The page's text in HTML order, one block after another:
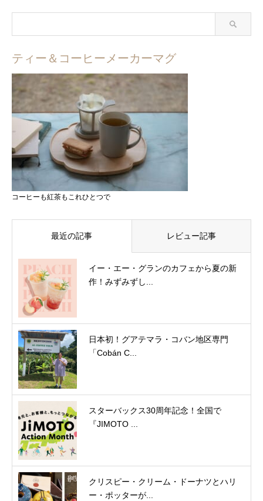
ティー＆コーヒーメーカーマグ
コーヒーも紅茶もこれひとつで
最近の記事 レビュー記事
イー・エー・グランのカフェから夏の新
作！みずみずし...
日本初！グアテマラ・コバン地区専門
「Cobán C...
スターバックス30周年記念！全国で
『JIMOTO ...
クリスピー・クリーム・ドーナツとハリ
ー・ポッターが...